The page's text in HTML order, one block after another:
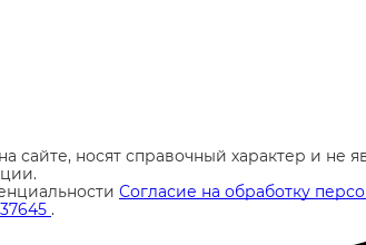
носят справочный характер и не
Согласие на обработку
.